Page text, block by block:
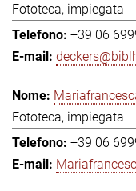
Fototeca, impiegata
+39 06
Fototeca, impiegata
+39 06